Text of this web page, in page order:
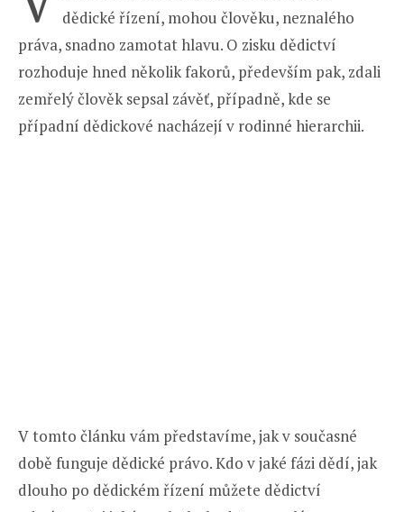
dědické řízení, mohou člověku, neznalého
práva, snadno zamotat hlavu. O zisku dědictví
rozhoduje hned několik fakorů, především pak, zdali
zemřelý člověk sepsal závěť, případně, kde se
případní dědickové nacházejí v rodinné hierarchii.
V tomto článku vám představíme, jak v současné
době funguje dědické právo. Kdo v jaké fázi dědí, jak
dlouho po dědickém řízení můžete dědictví